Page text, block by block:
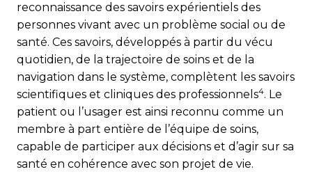
reconnaissance des savoirs expérientiels des
personnes vivant avec un problème social ou de
santé. Ces savoirs, développés à partir du vécu
quotidien, de la trajectoire de soins et de la
navigation dans le système, complètent les savoirs
scientifiques et cliniques des professionnels4. Le
patient ou l’usager est ainsi reconnu comme un
membre à part entière de l’équipe de soins,
capable de participer aux décisions et d’agir sur sa
santé en cohérence avec son projet de vie.